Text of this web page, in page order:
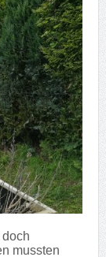
mussten